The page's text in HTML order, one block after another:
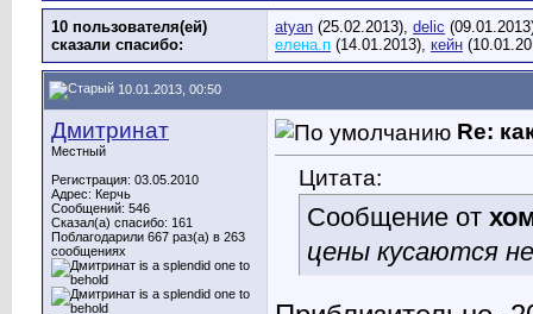
10 пользователя(ей)
сказали cпасибо:
atyan (25.02.2013), delic
елена.п (14.01.2013), кейн
10.01.2013, 00:50
Дмитринат
Местный
Регистрация: 03.05.2010
Адрес: Керчь
Сообщений: 546
Сказал(а) спасибо: 161
Поблагодарили 667 раз(а) в 263
сообщениях
Re:
Цитата:
Сообщение от
цены кусаются